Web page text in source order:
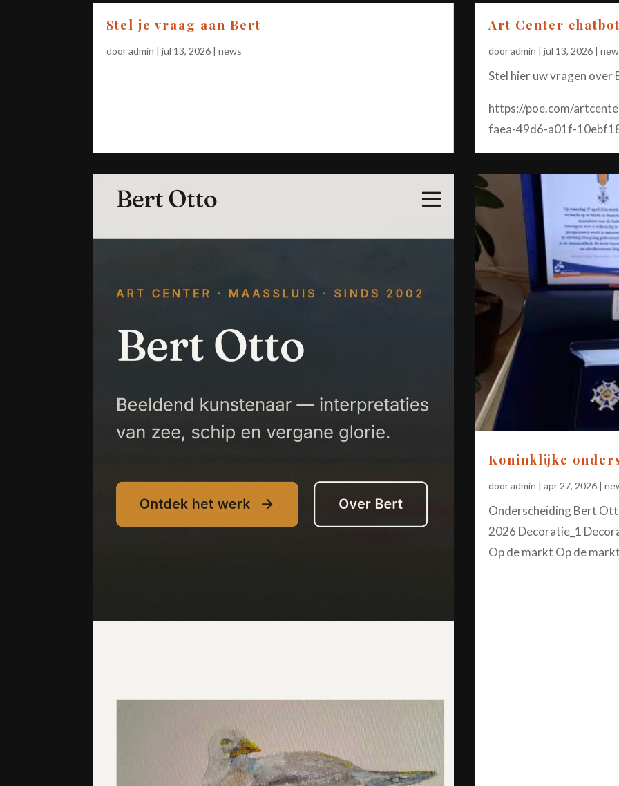
Stel je vraag aan Bert
dooradmin |jul 13, 2026 |news
Art Center
dooradmin | jul 13, 2026 |
Stel hier uw vragen
https://poe.com/
faea-49d6-a01f-
Koninklijke
dooradmin | apr 27, 2026 |
Onderscheiding Bert
2026 Decoratie_1
Op de markt Op de